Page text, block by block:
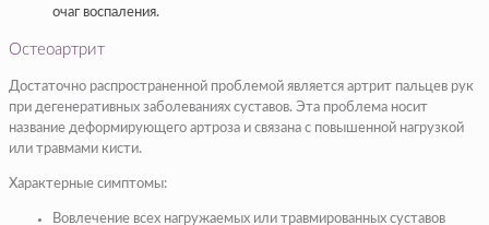
очаг воспаления.
Остеоартрит
Достаточно распространенной проблемой является артрит пальцев рук
при дегенеративных заболеваниях суставов. Эта проблема носит
название деформирующего артроза и связана с повышенной нагрузкой
или травмами кисти.
Характерные симптомы:
Вовлечение всех нагружаемых или травмированных суставов